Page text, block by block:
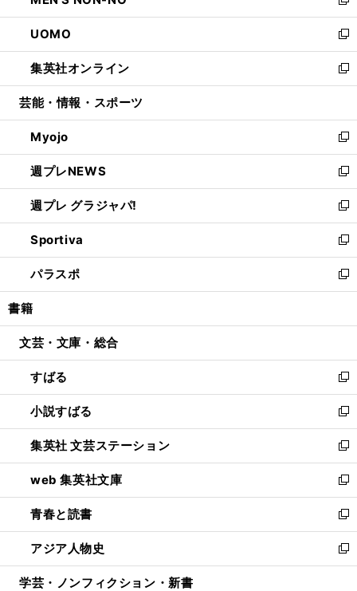
開
く
ウ
で
開
く
ン
ド
ウ
で
開
ウ
ィ
ン
ド
ウ
開
く
新
し
い
ウ
ィ
ン
ウ
で
開
く
UOMO
新
し
い
ウ
ン
ド
ウ
で
開
く
集英社オンライン
新
し
ウ
ィ
ン
ド
ウ
で
開
く
芸能・情報・スポーツ
Myojo
新
し
い
ウ
ィ
ン
ド
ウ
で
開
週プレNEWS
新
し
い
ウ
ィ
ン
ド
ウ
開
週プレ グラジャパ!
新
し
い
ウ
ィ
ン
ウ
開
く
Sportiva
新
し
い
ウ
ン
ウ
で
開
く
パラスポ
新
し
ウ
ン
ド
ウ
で
開
く
書籍
文芸・文庫・総合
すばる
新
し
い
ウ
ィ
ン
ド
ウ
で
開
く
小説すばる
新
し
い
ウ
ィ
ン
ド
ウ
で
開
集英社 文芸ステーション
新
し
い
ウ
ィ
ン
ド
ウ
web 集英社文庫
新
し
い
ウ
ィ
ン
青春と読書
新
し
い
ウ
アジア人物史
新
し
学芸・ノンフィクション・新書